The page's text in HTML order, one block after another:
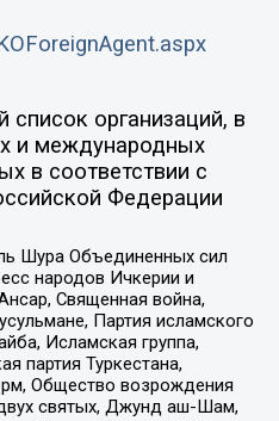
организаций, в
и международных
в соответствии с
Федерации
Шура Объединенных сил
народов Ичкерии и
Священная война,
Партия исламского
Исламская группа,
партия Туркестана,
Общество возрождения
святых, Джунд аш-Шам,